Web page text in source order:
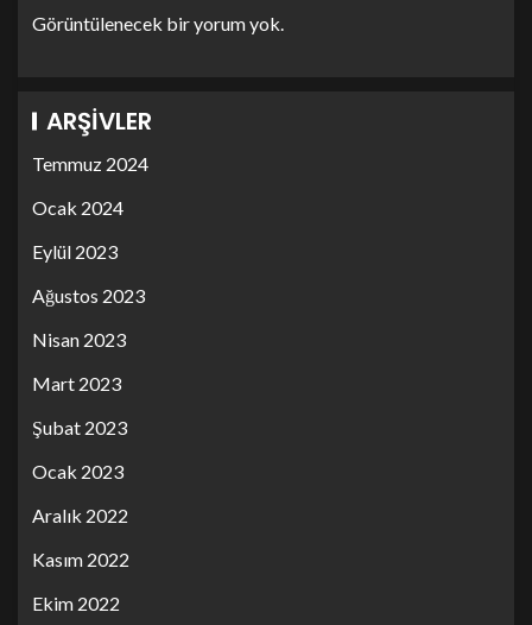
Görüntülenecek bir yorum yok.
ARŞIVLER
Temmuz 2024
Ocak 2024
Eylül 2023
Ağustos 2023
Nisan 2023
Mart 2023
Şubat 2023
Ocak 2023
Aralık 2022
Kasım 2022
Ekim 2022